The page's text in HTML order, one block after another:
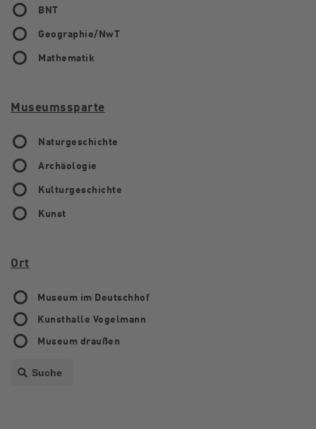
BNT
Geographie/NwT
Mathematik
Museumssparte
Naturgeschichte
Archäologie
Kulturgeschichte
Kunst
Ort
Museum im Deutschhof
Kunsthalle Vogelmann
Museum draußen